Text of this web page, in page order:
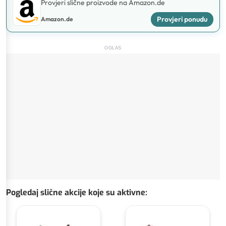
Provjeri slične proizvode na Amazon.de
Amazon.de Provjeri ponudu
OGLAS
Pogledaj slične akcije koje su aktivne: